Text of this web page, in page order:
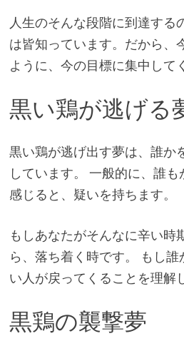
人生のそんな段階に到達する
は皆知っています。だから、
ように、今の目標に集中して
黒い鶏が逃げる
黒い鶏が逃げ出す夢は、誰か
しています。 一般的に、誰
感じると、疑いを持ちます。
もしあなたがそんなに辛い時
ら、落ち着く時です。 もし
い人が戻ってくることを理解
黒鶏の襲撃夢